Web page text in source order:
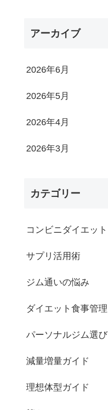
アーカイブ
2026年6月
2026年5月
2026年4月
2026年3月
カテゴリー
コンビニダイエット
サプリ活用術
ジム通いの悩み
ダイエット食事管理
パーソナルジム選び
減量増量ガイド
理想体型ガイド